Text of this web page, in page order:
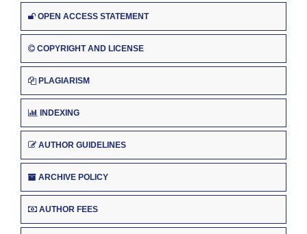
OPEN ACCESS STATEMENT
COPYRIGHT AND LICENSE
PLAGIARISM
INDEXING
AUTHOR GUIDELINES
ARCHIVE POLICY
AUTHOR FEES